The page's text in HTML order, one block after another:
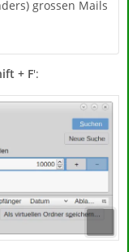
grossen Mails
+ F':